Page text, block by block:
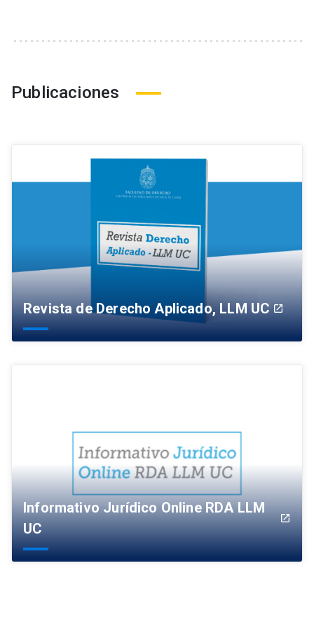
Publicaciones
Revista de Derecho Aplicado, LLM UC launch
Informativo Jurídico Online RDA LLM
UC
launch